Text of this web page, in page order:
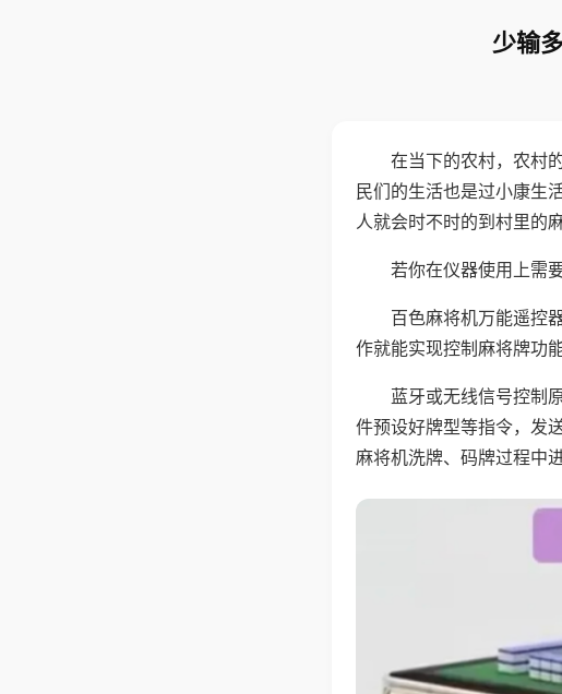
少输
在当下的农村，农村
民们的生活也是过小康生
人就会时不时的到村里的
若你在仪器使用上需
百色麻将机万能遥控
作就能实现控制麻将牌功
蓝牙或无线信号控制
件预设好牌型等指令，发
麻将机洗牌、码牌过程中